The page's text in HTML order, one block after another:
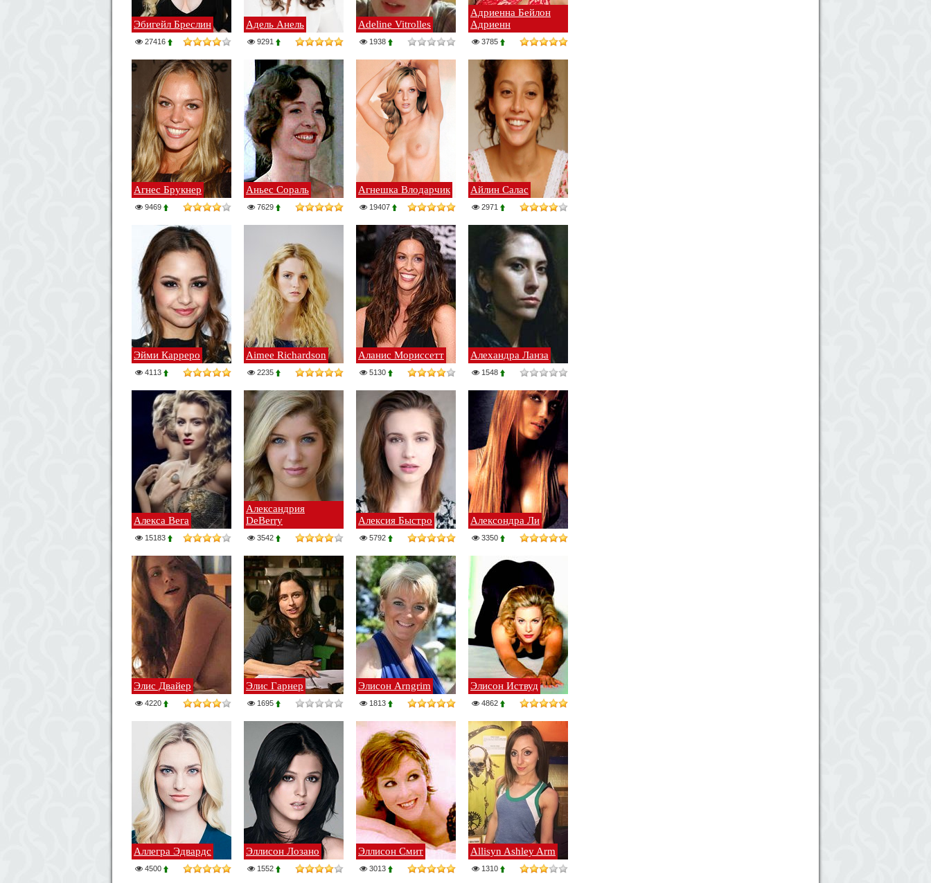
Эбигейл Бреслин
27416
Адель Анель
9291
Adeline Vitrolles
1938
Адриенна Бейлон
Адриенн
3785
Агнес Брукнер
9469
Аньес Сораль
7629
Агнешка Влодарчик
19407
Айлин Салас
2971
Эйми Карреро
4113
Aimee Richardson
2235
Аланис Мориссетт
5130
Алехандра Ланза
1548
Алекса Вега
15183
Александрия
DeBerry
3542
Алексия Быстро
5792
Алексондра Ли
3350
Элис Двайер
4220
Элис Гарнер
1695
Элисон Arngrim
1813
Элисон Иствуд
4862
Аллегра Эдвардс
4500
Эллисон Лозано
1552
Эллисон Смит
3013
Allisyn Ashley Arm
1310